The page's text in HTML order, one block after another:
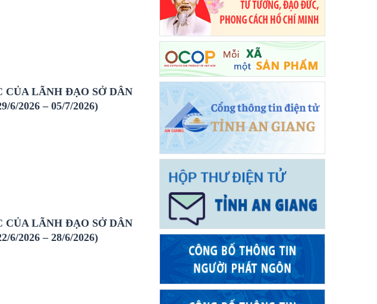
LÃNH ĐẠO SỞ DÂN
6/2026 – 05/7/2026)
LÃNH ĐẠO SỞ DÂN
6/2026 – 28/6/2026)